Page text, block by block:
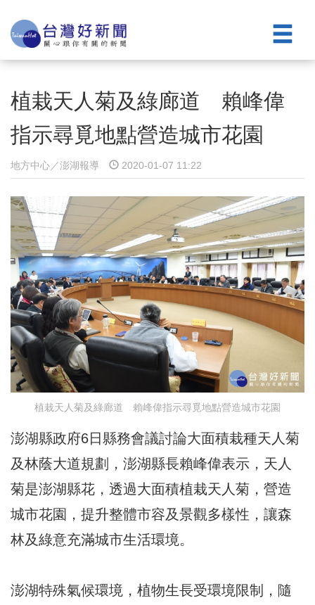
植栽天人菊及綠廊道 賴峰偉
指示尋覓地點營造城市花園
地方中心／澎湖報導 2020-01-07 11:22
植栽天人菊及綠廊道 賴峰偉指示尋覓地點營造城市花園
澎湖縣政府6日縣務會議討論大面積栽種天人菊
及林蔭大道規劃，澎湖縣長賴峰偉表示，天人
菊是澎湖縣花，透過大面積植栽天人菊，營造
城市花園，提升整體市容及景觀多樣性，讓森
林及綠意充滿城市生活環境。
澎湖特殊氣候環境，植物生長受環境限制，隨